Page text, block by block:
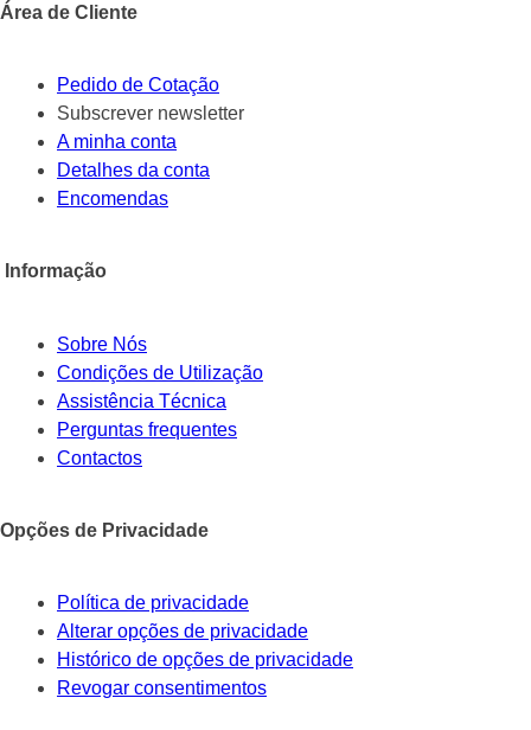
Área de Cliente
Pedido de Cotação
Subscrever newsletter
A minha conta
Detalhes da conta
Encomendas
Informação
Sobre Nós
Condições de Utilização
Assistência Técnica
Perguntas frequentes
Contactos
Opções de Privacidade
Política de privacidade
Alterar opções de privacidade
Histórico de opções de privacidade
Revogar consentimentos